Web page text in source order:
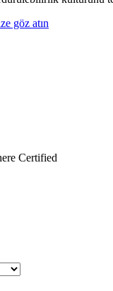
göz atın
Certified